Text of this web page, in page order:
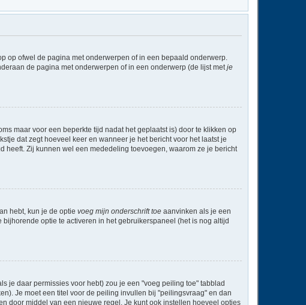
op ofwel de pagina met onderwerpen of in een bepaald onderwerp.
de pagina met onderwerpen of in een onderwerp (de lijst metje
maar voor een beperkte tijd nadat het geplaatst is) door te klikken op
dat zegt hoeveel keer en wanneer je het bericht voor het laatst je
Zij kunnen wel een mededeling toevoegen, waarom ze je bericht
hebt, kun je de optie voeg mijn onderschrift toe aanvinken als je een
optie te activeren in het gebruikerspaneel (het is nog altijd
je daar permissies voor hebt) zou je een "voeg peiling toe" tabblad
Je moet een titel voor de peiling invullen bij "peilingsvraag" en dan
door middel van een nieuwe regel. Je kunt ook instellen hoeveel opties